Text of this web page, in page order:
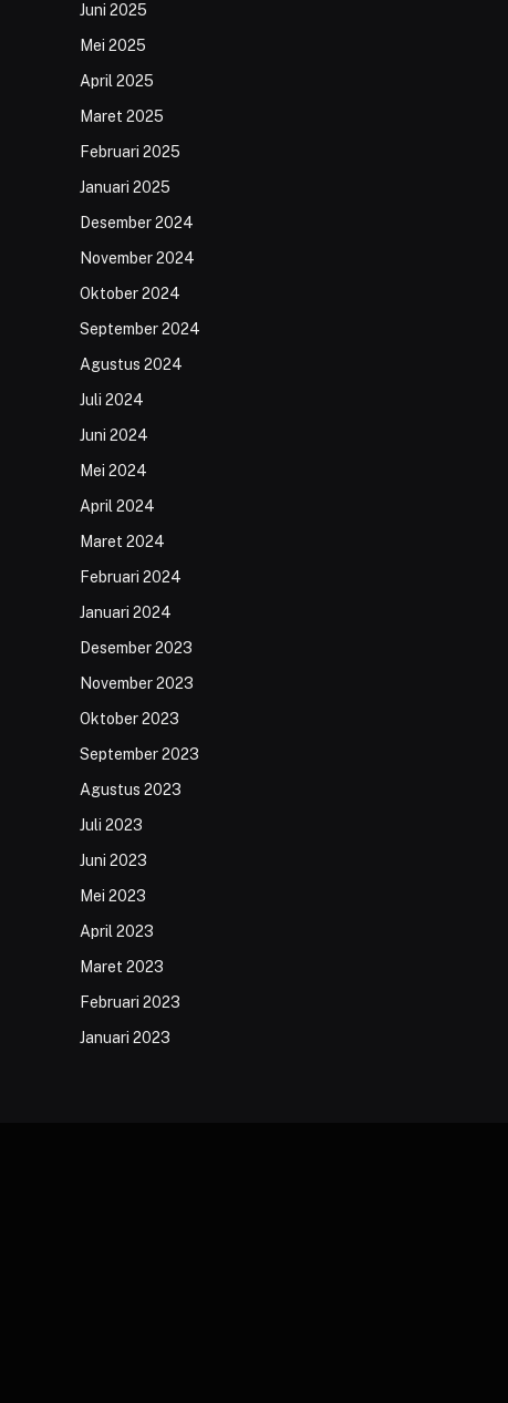
Juni 2025
Mei 2025
April 2025
Maret 2025
Februari 2025
Januari 2025
Desember 2024
November 2024
Oktober 2024
September 2024
Agustus 2024
Juli 2024
Juni 2024
Mei 2024
April 2024
Maret 2024
Februari 2024
Januari 2024
Desember 2023
November 2023
Oktober 2023
September 2023
Agustus 2023
Juli 2023
Juni 2023
Mei 2023
April 2023
Maret 2023
Februari 2023
Januari 2023